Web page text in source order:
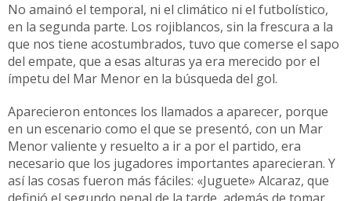
No amainó el temporal, ni el climático ni el futbolístico,
en la segunda parte. Los rojiblancos, sin la frescura a la
que nos tiene acostumbrados, tuvo que comerse el sapo
del empate, que a esas alturas ya era merecido por el
ímpetu del Mar Menor en la búsqueda del gol.
Aparecieron entonces los llamados a aparecer, porque
en un escenario como el que se presentó, con un Mar
Menor valiente y resuelto a ir a por el partido, era
necesario que los jugadores importantes aparecieran. Y
así las cosas fueron más fáciles: «Juguete» Alcaraz, que